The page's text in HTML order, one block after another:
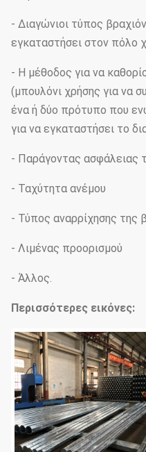
- Διαγώνιοι τύπος
εγκαταστήσει στον πόλο
- Η μέθοδος για να
(μπουλόνι χρήσης για να
ένα ή δύο πρότυπο που
για να εγκαταστήσει το
- Παράγοντας ασφάλειας
- Ταχύτητα ανέμου
- Τύπος αναρρίχησης της
- Λιμένας προορισμού
- Άλλος.
Περισσότερες εικόνες: